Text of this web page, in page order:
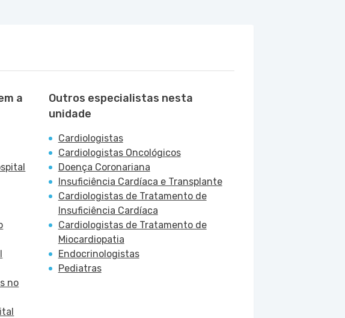
a
no
Outros especialistas nesta
unidade
Cardiologistas
Cardiologistas Oncológicos
Doença Coronariana
Insuficiência Cardíaca e Transplante
Cardiologistas de Tratamento de
Insuficiência Cardíaca
Cardiologistas de Tratamento de
Miocardiopatia
Endocrinologistas
Pediatras